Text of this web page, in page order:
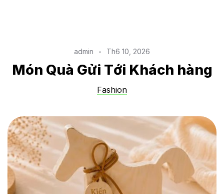
admin Th6 10, 2026
Món Quà Gửi Tới Khách hàng
Fashion